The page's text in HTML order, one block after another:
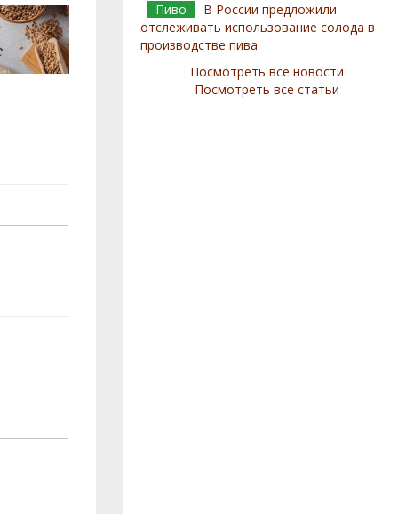
Пиво
В России предложили
отслеживать использование солода в
производстве пива
Посмотреть все новости
Посмотреть все статьи